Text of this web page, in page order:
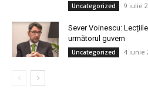
Uncategorized 9 iulie
Sever Voinescu:
următorul guvern
Uncategorized 4 iunie